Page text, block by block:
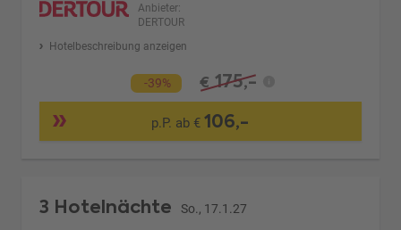
Anbieter:
DERTOUR
Hotelbeschreibung anzeigen
-39% € 175,-
p.P. ab €106,-
3 Hotelnächte So., 17.1.27